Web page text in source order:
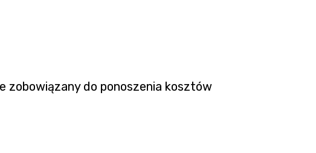
zobowiązany do ponoszenia kosztów